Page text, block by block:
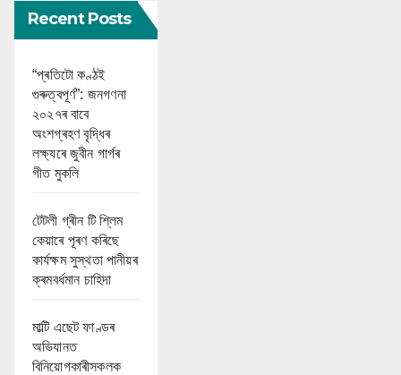
Recent Posts
“প্ৰতিটো কণ্ঠই
গুৰুত্বপূৰ্ণ”: জনগণনা
২০২৭ৰ বাবে
অংশগ্ৰহণ বৃদ্ধিৰ
লক্ষ্যৰে জুবীন গাৰ্গৰ
গীত মুকলি
টেটলী গ্ৰীন টি শ্লিম
কেয়াৰে পূৰণ কৰিছে
কাৰ্যক্ষম সুস্থতা পানীয়ৰ
ক্ৰমবৰ্ধমান চাহিদা
মাল্টি এছেট ফাণ্ডৰ
অভিযানত
বিনিয়োগকাৰীসকলক